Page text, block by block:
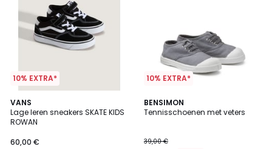
10% EXTRA*
VANS
Lage leren sneakers SKATE KIDS
ROWAN
60,00 €
2
Kleuren
10% EXTRA*
BENSIMON
Tennisschoenen met veters
39,00 €